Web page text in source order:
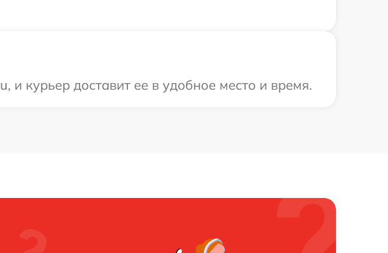
курьер доставит ее в удобное место и время.